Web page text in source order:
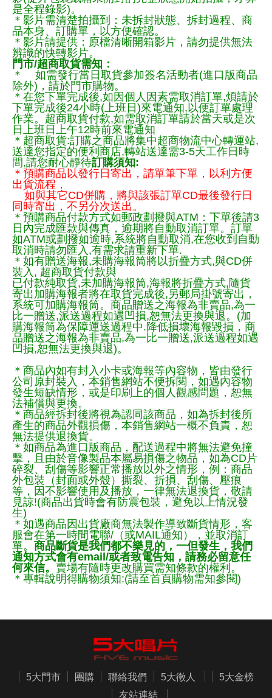
是全程錄影)。
＊影片需清楚拍攝到：未拆封狀態、拆封過程、商
品本身、訂購單，以方便確認。
＊影片請提供：原檔清晰開箱影片，請勿提供無法
辨識的快轉影片。
門市/超商取貨需知：
＊ 如需發行當日取貨參加簽名活動者(進口版商品
除外)，請於門市購物。
＊在您下單完成後,如因個人因素需取消訂單,煩請於
下單完成後24小時(上班日)來電通知,以便訂單處理
作業。超商取貨付款,如需取消訂單請於當天或是次
日上班日上午12時前來電通知
＊超商取貨:訂購之商品將集中超商物流中心轉運站,
送達您指定的便利商店,轉站送達需3-5天工作日時
間,請您耐心靜待訂購須知:
＊預購商品以發行日寄出，請單筆下單，以利方便
出貨流程，
如與其它CD併購，將與該張訂單CD最後發行日
同時寄出，不另分次送出。
＊預購商品付款方式如郵政劃撥與ATM：下單後請3
日內完成匯款與傳真，逾期將自動取消訂單。訂單
如ATM或劃撥如逾時,系統將自動取消,在您收到自動
取消時請勿匯入,有需求請重新下單.
＊如有贈送海報,未購海報筒將以折疊方式,與CD併
裝入, 超商取貨付款與
已付款純取貨,未加購海報筒,海報將折疊方式,隨貨
寄出加購海報者將在取貨完成後,另郵局掛號寄出，
系統可加購海報筒。商品贈送之海報為非賣品,為一
比一贈送,派送過程如遇凹損,恕無法更換與退。(加
購海報筒為保障運送過程中.降低損壞海報毀損，商
品贈送之海報為非賣品,為一比一贈送,派送過程如遇
凹損,恕無法更換與退)。
＊商品內如有封入小卡或海報等內容物，皆由發行
公司原封裝入，本銷售網站不便拆閱，如遇內容物
發生短缺情形，或是印刷上的個人觀感問題，恕無
法補償與更換。
＊商品經拆封後將視為認同該商品，如為拆封後所
產生的商品外觀損傷，本銷售網站一概不負責，恕
無法提供退換貨。
＊如商品為進口版商品，配送過程中將無法避免撞
擊，且由於音像製品本屬易損傷之物品，如為CD片
碎裂、刮傷等影響正常播放以外之情形，例：商品
外包裝（封面或外殼）撕裂、折損、刮傷、壓痕
等，因不影響使用及播放，一律無法退換貨，敬請
見諒!(商品出貨時會有防震包裝，避免以上情況發
生)
＊如遇商品因出貨廠商無法製作導致斷貨情形，客
服會在第一時間電聯/（或MAIL通知），並取消訂
單。 商品斷貨是我們都不樂見的，一但發生，我們
通知方式會有email/或者致電告知，請務必留意任
何來信。 賣場有隨時更改購買需知條款的權利。
＊專輯說明得購物須知:(請至首頁購物需知參閱)
5大門市 團購 聯絡我們 5大徵人
5大金榜
友站連結